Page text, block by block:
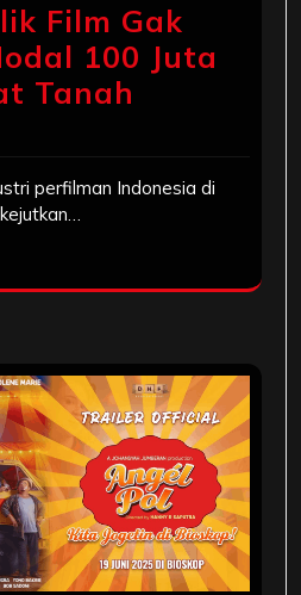
Film Gak
100 Juta
Tanah
perfilman Indonesia di